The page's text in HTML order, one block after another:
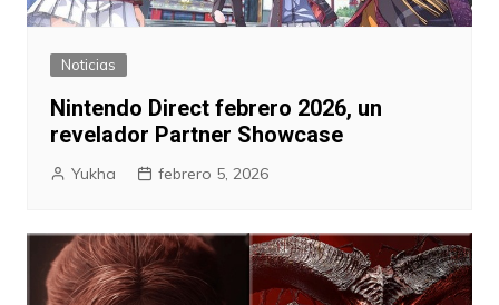
Noticias
Nintendo Direct febrero 2026, un
revelador Partner Showcase
Yukha febrero 5, 2026